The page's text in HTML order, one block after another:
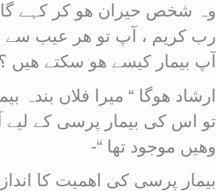
وہ شخص حیران ھو کر کہے گا
رب کریم ، آپ تو ھر عیب سے
آپ بیمار کیسے ھو سکتے ھیں
ارشاد ھوگا “ میرا فلاں بندہ
تو اس کی بیمار پرسی کے لیے
وھیں موجود تھا “-
بیمار پرسی کی اھمیت کا